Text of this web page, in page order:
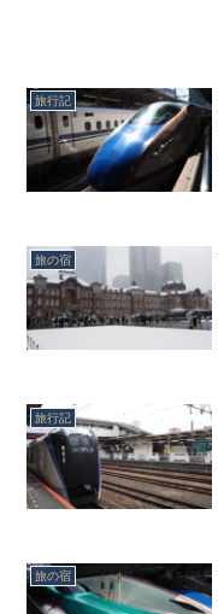
旅行記
旅の宿
旅行記
旅の宿